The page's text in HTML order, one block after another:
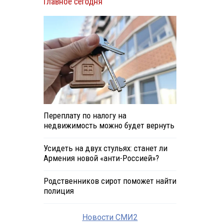
Переплату по налогу на
недвижимость можно будет вернуть
Усидеть на двух стульях: станет ли
Армения новой «анти-Россией»?
Родственников сирот поможет найти
полиция
Новости СМИ2